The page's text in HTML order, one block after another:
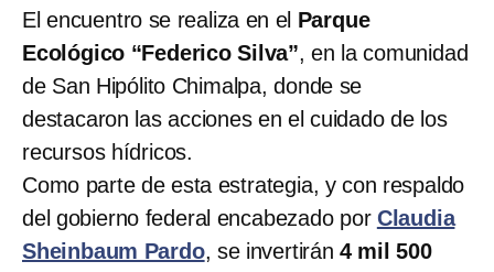
El encuentro se realiza en el Parque
Ecológico “Federico Silva”, en la comunidad
de San Hipólito Chimalpa, donde se
destacaron las acciones en el cuidado de los
recursos hídricos.
Como parte de esta estrategia, y con respaldo
del gobierno federal encabezado por Claudia
Sheinbaum Pardo, se invertirán 4 mil 500